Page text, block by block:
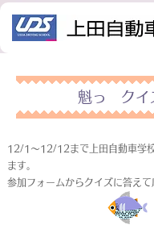
魁っ クイ
12/1～12/12まで上田自動車学
ます。
参加フォームからクイズに答えて